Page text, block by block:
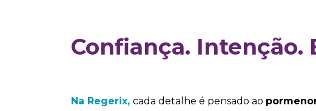
Confiança. Intenção.
Na Regerix, cada detalhe é pensado ao